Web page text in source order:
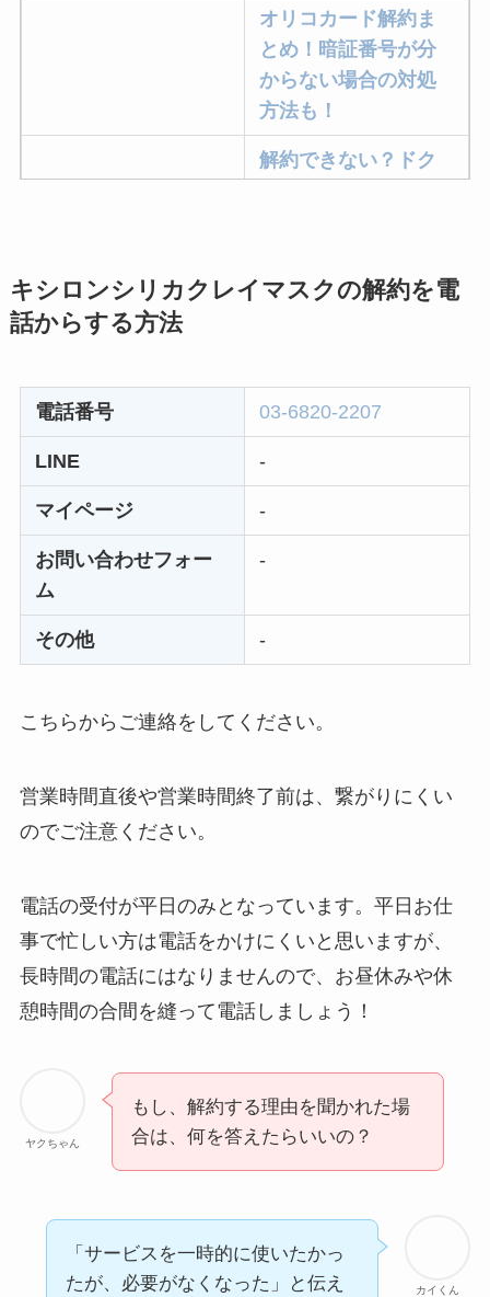
オリコカード解約ま
とめ！暗証番号が分
からない場合の対処
方法も！
解約できない？ドク
解約方法まとめ！契
レミノの解約方法ま
とめ！最短手続きや
らない時の裏ワザ
なにわサプリ
なぜ解約できない？
る方法ある？
い時の裏ワザ
解約できない？バロ
ニーを電話から解約
する方法を完全攻略
キシロンシリカクレイマスクの解約を電
話からする方法
電話番号 03-6820-2207
LINE -
マイページ -
お問い合わせフォー
ム
-
その他 -
こちらからご連絡をしてください。
営業時間直後や営業時間終了前は、繋がりにくい
のでご注意ください。
電話の受付が平日のみとなっています。平日お仕
事で忙しい方は電話をかけにくいと思いますが、
長時間の電話にはなりませんので、お昼休みや休
憩時間の合間を縫って電話しましょう！
ヤクちゃん
もし、解約する理由を聞かれた場
合は、何を答えたらいいの？
カイくん
「サービスを一時的に使いたかっ
たが、必要がなくなった」と伝え